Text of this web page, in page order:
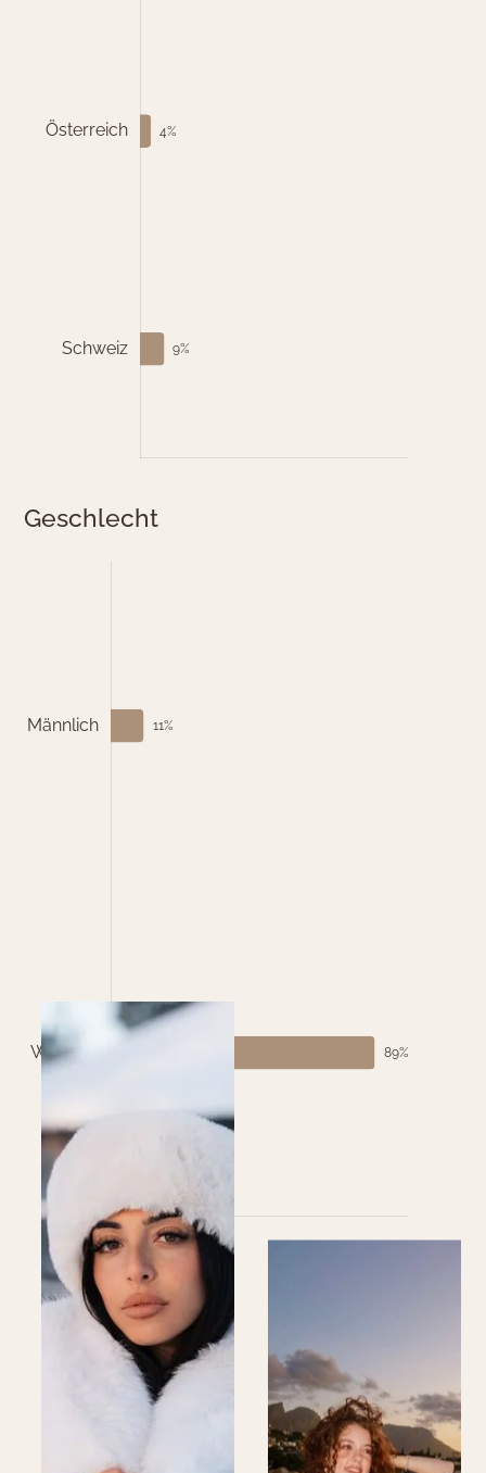
Geschlecht